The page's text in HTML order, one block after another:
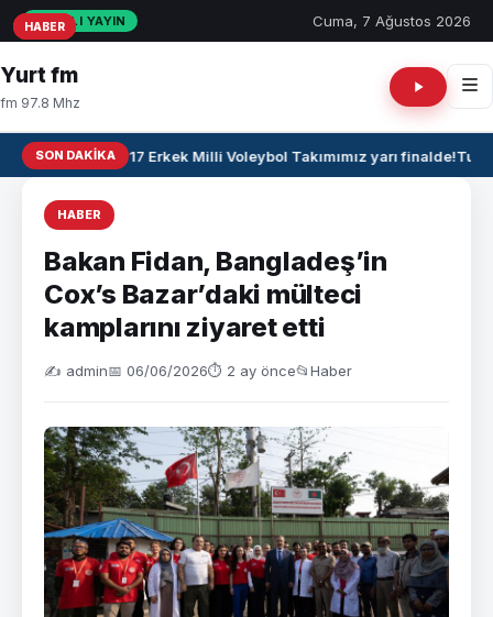
CANLI YAYIN Cuma, 7 Ağustos 2026
Yurt fm
fm 97.8 Mhz
SON DAKIKA🏐 U17 Erkek Milli Voleybol Takımımız yarı finalde!
HABER
Bakan Fidan, Bangladeş’in
Cox’s Bazar’daki mülteci
kamplarını ziyaret etti
✍️ admin📅 06/06/2026⏱ 2 ay önce📂Haber
HABER
HABER
HABER